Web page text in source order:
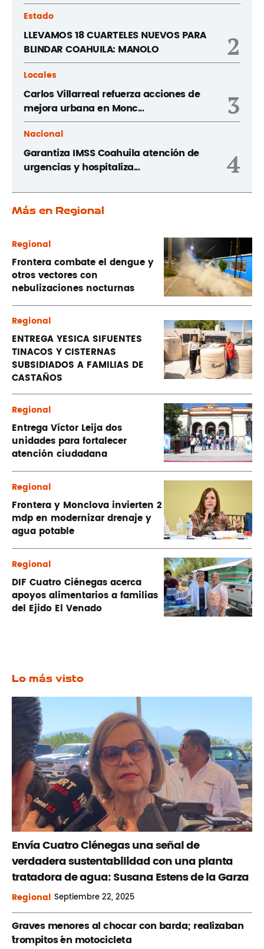
Estado
LLEVAMOS 18 CUARTELES NUEVOS PARA
BLINDAR COAHUILA: MANOLO
2
Locales
Carlos Villarreal refuerza acciones de
mejora urbana en Monc...
3
Nacional
Garantiza IMSS Coahuila atención de
urgencias y hospitaliza...
4
Más en Regional
Regional
Frontera combate el dengue y
otros vectores con
nebulizaciones nocturnas
Regional
ENTREGA YESICA SIFUENTES
TINACOS Y CISTERNAS
SUBSIDIADOS A FAMILIAS DE
CASTAÑOS
Regional
Entrega Víctor Leija dos
unidades para fortalecer
atención ciudadana
Regional
Frontera y Monclova invierten 2
mdp en modernizar drenaje y
agua potable
Regional
DIF Cuatro Ciénegas acerca
apoyos alimentarios a familias
del Ejido El Venado
Lo más visto
Envía Cuatro Ciénegas una señal de
verdadera sustentabilidad con una planta
tratadora de agua: Susana Estens de la Garza
Regional Septiembre22, 2025
Graves menores al chocar con barda; realizaban
´trompitos ´en motocicleta